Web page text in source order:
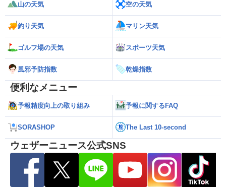
山の天気 空の天気
釣り天気 マリン天気
ゴルフ場の天気 スポーツ天気
風邪予防指数 乾燥指数
便利なメニュー
予報精度向上の取り組み 予報に関するFAQ
SORASHOP The Last 10-second
ウェザーニュース公式SNS